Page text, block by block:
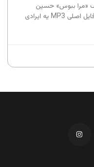
«مرا ببوس» حسین
گلنراقی رو تبدیل به فلش کنم. ظاهراً فایل اصلی MP3 یه ایرادی